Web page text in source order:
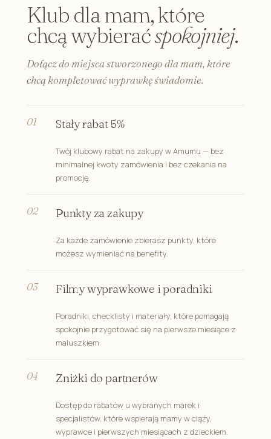
Klub dla mam, które
chcą wybieraćspokojniej.
Dołącz do miejsca stworzonego dla mam, które
chcą kompletować wyprawkę świadomie.
Stały rabat 5%
Twój klubowy rabat na zakupy w Amumu — bez
minimalnej kwoty zamówienia i bez czekania na
promocję.
Punkty za zakupy
Za każde zamówienie zbierasz punkty, które
możesz wymieniać na benefity.
Filmy wyprawkowe i poradniki
Poradniki, checklisty i materiały, które pomagają
spokojnie przygotować się na pierwsze miesiące z
maluszkiem.
Zniżki do partnerów
Dostęp do rabatów u wybranych marek i
specjalistów, które wspierają mamy w ciąży,
wyprawce i pierwszych miesiącach z dzieckiem.